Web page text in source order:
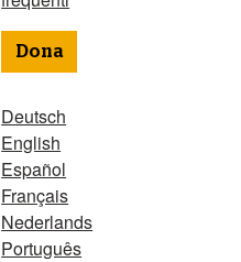
Dona
Deutsch
English
Español
Français
Nederlands
Português